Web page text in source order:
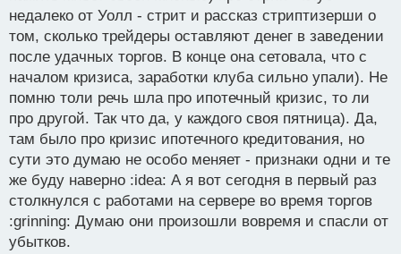
недалеко от Уолл - стрит и рассказ стриптизерши о
том, сколько трейдеры оставляют денег в заведении
после удачных торгов. В конце она сетовала, что с
началом кризиса, заработки клуба сильно упали). Не
помню толи речь шла про ипотечный кризис, то ли
про другой. Так что да, у каждого своя пятница). Да,
там было про кризис ипотечного кредитования, но
сути это думаю не особо меняет - признаки одни и те
же буду наверно :idea: А я вот сегодня в первый раз
столкнулся с работами на сервере во время торгов
:grinning: Думаю они произошли вовремя и спасли от
убытков.